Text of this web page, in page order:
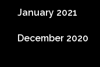
January 2021
December 2020